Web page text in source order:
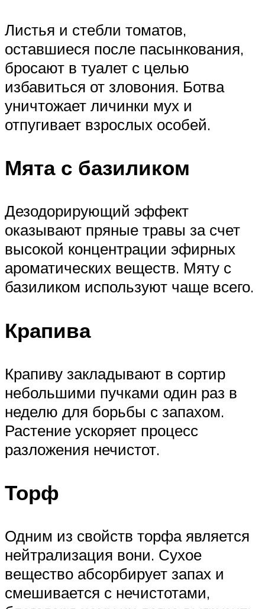
Листья и стебли томатов,
оставшиеся после пасынкования,
бросают в туалет с целью
избавиться от зловония. Ботва
уничтожает личинки мух и
отпугивает взрослых особей.
Мята с базиликом
Дезодорирующий эффект
оказывают пряные травы за счет
высокой концентрации эфирных
ароматических веществ. Мяту с
базиликом используют чаще всего.
Крапива
Крапиву закладывают в сортир
небольшими пучками один раз в
неделю для борьбы с запахом.
Растение ускоряет процесс
разложения нечистот.
Торф
Одним из свойств торфа является
нейтрализация вони. Сухое
вещество абсорбирует запах и
смешивается с нечистотами,